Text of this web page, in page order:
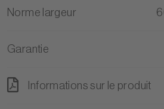
Norme largeur
Garantie
Informations sur le produit